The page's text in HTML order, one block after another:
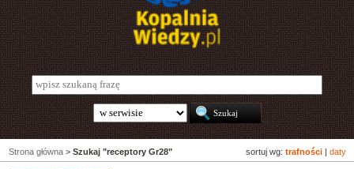
sortuj wg: trafności daty
Strona główna > Szukaj "receptory Gr28"